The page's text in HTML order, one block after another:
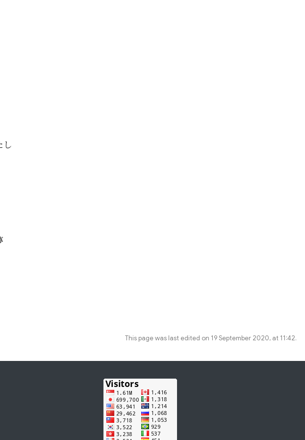
This page was last edited on 19 September 2020, at 11:42.